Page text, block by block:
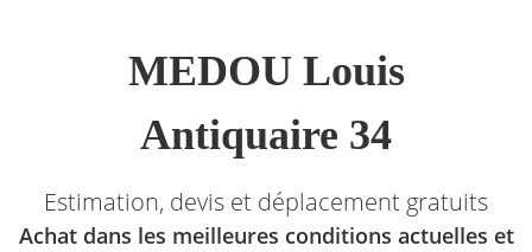
MEDOU Louis
Antiquaire 34
Estimation, devis et déplacement gratuits
Achat dans les meilleures conditions actuelles et